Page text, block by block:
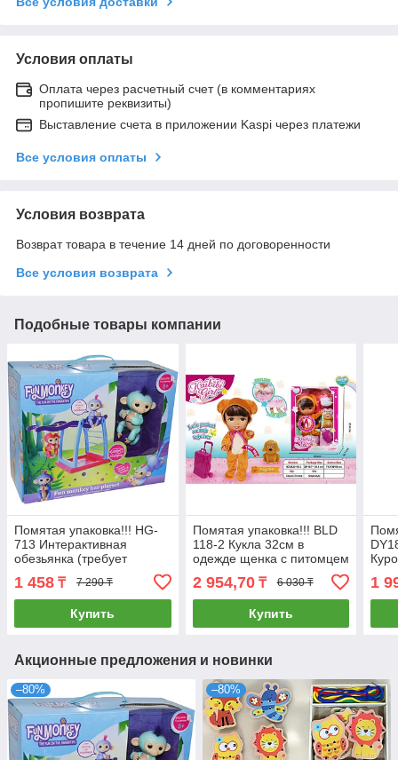
Условия оплаты
Оплата через расчетный счет (в комментариях
пропишите реквизиты)
Выставление счета в приложении Kaspi через платежи
Все условия оплаты
Условия возврата
Возврат товара в течение 14 дней по договоренности
Все условия возврата
Подобные товары компании
Помятая упаковка!!! HG-
713 Интерактивная
обезьянка (требует
площадкой для игры
24*31
1 458 ₸ 7 290 ₸
Купить
Помятая упаковка!!! BLD
118-2 Кукла 32см в
одежде щенка с питомцем
2 954,70₸ 6 030 ₸
Купить
1
Акционные предложения и новинки
–80% –80%